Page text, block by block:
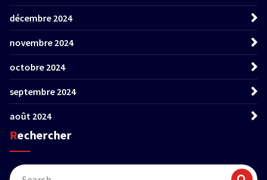
décembre 2024
novembre 2024
octobre 2024
septembre 2024
août 2024
Rechercher